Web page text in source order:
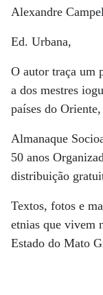
Alexandre
Ed. Urbana,
O autor traça um
a dos mestres
países do
Almanaque
50 anos
distribuição
Textos, fotos e
etnias que vivem
Estado do Mato